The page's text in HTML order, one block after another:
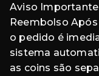
Aviso
Reembolso
o pedido é
sistema
as coins são